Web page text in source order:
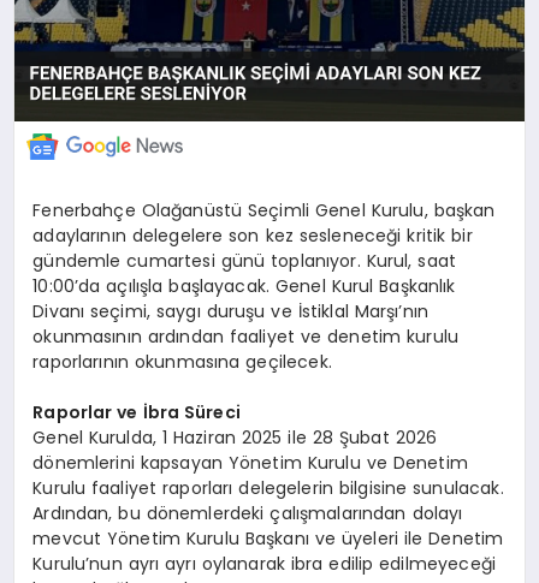
KÜNYE
Fenerbahçe Olağanüstü Seçimli Genel Kurulu, başkan
adaylarının delegelere son kez sesleneceği kritik bir
gündemle cumartesi günü toplanıyor. Kurul, saat
10:00’da açılışla başlayacak. Genel Kurul Başkanlık
Divanı seçimi, saygı duruşu ve İstiklal Marşı’nın
okunmasının ardından faaliyet ve denetim kurulu
raporlarının okunmasına geçilecek.
Raporlar ve İbra Süreci
Genel Kurulda, 1 Haziran 2025 ile 28 Şubat 2026
dönemlerini kapsayan Yönetim Kurulu ve Denetim
Kurulu faaliyet raporları delegelerin bilgisine sunulacak.
Ardından, bu dönemlerdeki çalışmalarından dolayı
mevcut Yönetim Kurulu Başkanı ve üyeleri ile Denetim
Kurulu’nun ayrı ayrı oylanarak ibra edilip edilmeyeceği